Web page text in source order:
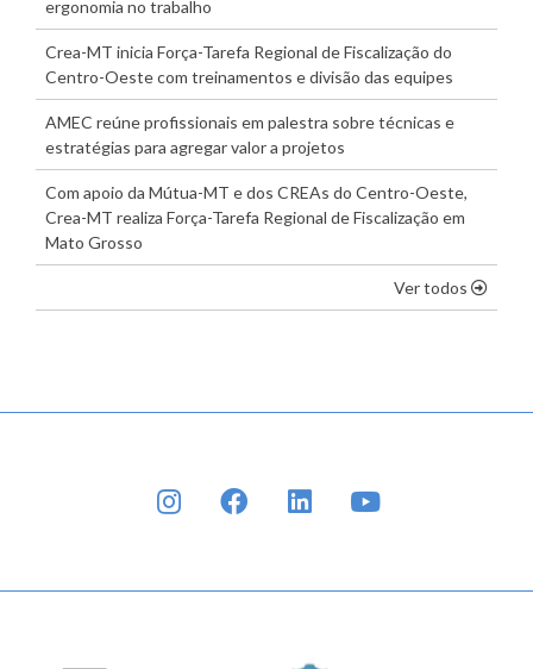
ergonomia no trabalho
Crea-MT inicia Força-Tarefa Regional de Fiscalização do
Centro-Oeste com treinamentos e divisão das equipes
AMEC reúne profissionais em palestra sobre técnicas e
estratégias para agregar valor a projetos
Com apoio da Mútua-MT e dos CREAs do Centro-Oeste,
Crea-MT realiza Força-Tarefa Regional de Fiscalização em
Mato Grosso
Ver todos os
INSTAGRAMFACEBOOKLINKEDIN